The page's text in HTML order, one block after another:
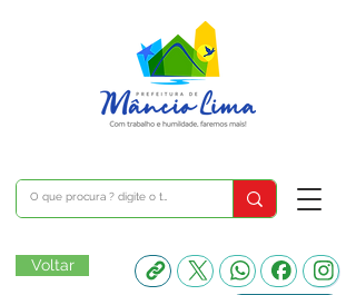
Voltar